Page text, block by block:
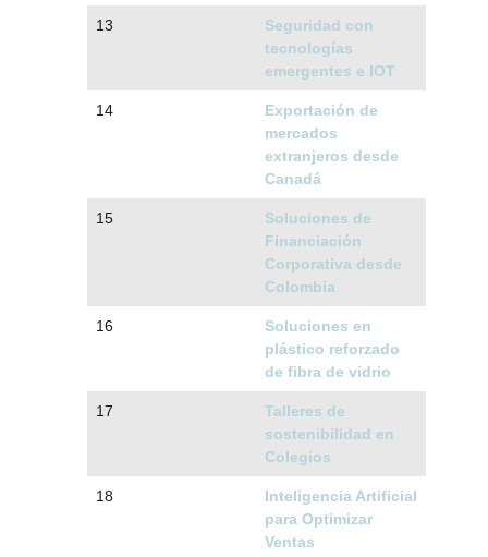
13
Seguridad con
tecnologías
emergentes e IOT
14
Exportación de
mercados
extranjeros desde
Canadá
15
Soluciones de
Financiación
Corporativa desde
Colombia
16
Soluciones en
plástico reforzado
de fibra de vidrio
17
Talleres de
sostenibilidad en
Colegios
18
Inteligencia Artificial
para Optimizar
Ventas